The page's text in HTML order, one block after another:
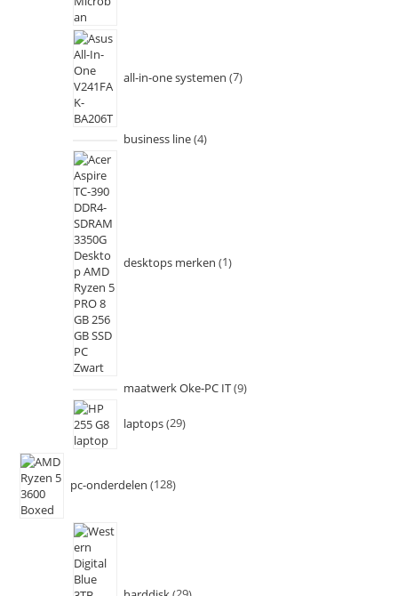
all-in-one systemen 7
business line 4
desktops merken 1
maatwerk Oke-PC IT 9
laptops 29
pc-onderdelen 128